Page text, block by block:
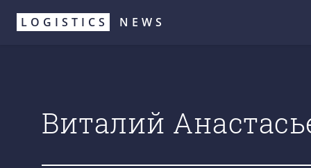
Перейти
LOGISTICS NEWS
Виталий